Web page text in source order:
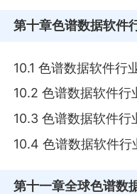
第十章色谱数据软件
10.1 色谱数据软件行
10.2 色谱数据软件行
10.3 色谱数据软件行
10.4 色谱数据软件行
第十一章全球色谱数